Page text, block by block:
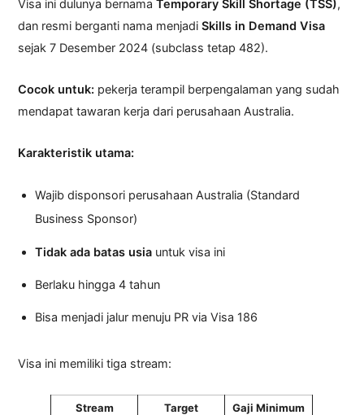
Visa ini dulunya bernamaTemporary Skill Shortage (TSS),
dan resmi berganti nama menjadiSkills in Demand Visa
sejak 7 Desember 2024 (subclass tetap 482).
Cocok untuk: pekerja terampil berpengalaman yang sudah
mendapat tawaran kerja dari perusahaan Australia.
Karakteristik utama:
Wajib disponsori perusahaan Australia (Standard
Business Sponsor)
Tidak ada batas usia untuk visa ini
Berlaku hingga 4 tahun
Bisa menjadi jalur menuju PR via Visa 186
Visa ini memiliki tiga stream:
Stream Target
Gaji Minimum